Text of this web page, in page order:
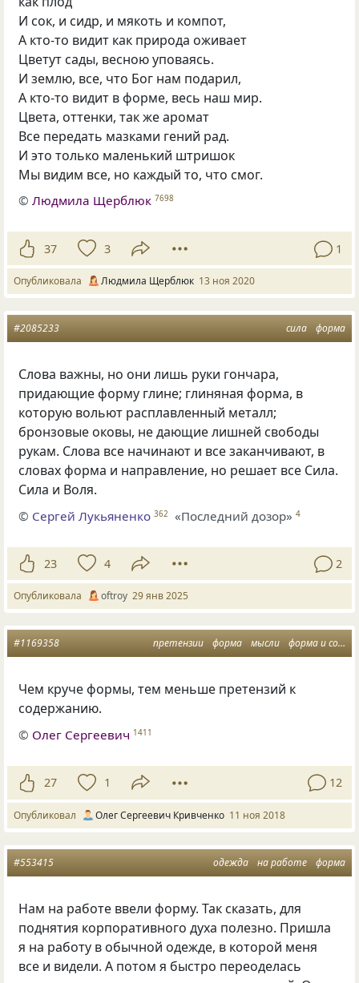
И сок, и сидр, и мякоть и компот,
А кто-то видит как природа оживает
Цветут сады, весною уповаясь.
И землю, все, что Бог нам подарил,
А кто-то видит в форме, весь наш мир.
Цвета, оттенки, так же аромат
Все передать мазками гений рад.
И это только маленький штришок
Мы видим все, но каждый то, что смог.
©Людмила Щерблюк 7698
37 3 1
Опубликовала Людмила Щерблюк 13 ноя 2020
сила форма
#2085233
Слова важны, но они лишь руки гончара,
придающие форму глине; глиняная форма, в
которую вольют расплавленный металл;
бронзовые оковы, не дающие лишней свободы
рукам. Слова все начинают и все заканчивают, в
словах форма и направление, но решает все Сила.
Сила и Воля.
© Сергей Лукьяненко 362 «Последний дозор» 4
23 4 2
Опубликовала oftroy 29 янв 2025
претензии форма мысли форма и содержание
#1169358
Чем круче формы, тем меньше претензий к
содержанию.
© Олег Сергеевич 1411
27 1 12
Опубликовал Олег Сергеевич Кривченко 11 ноя 2018
одежда на работе форма
#553415
Нам на работе ввели форму. Так сказать, для
поднятия корпоративного духа полезно. Пришла
я на работу в обычной одежде, в которой меня
все и видели. А потом я быстро переоделась